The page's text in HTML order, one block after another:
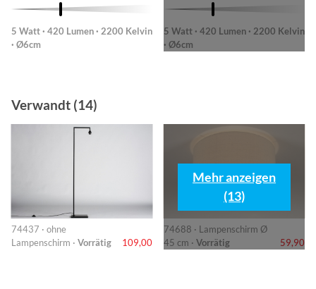
5 Watt · 420 Lumen · 2200 Kelvin
· Ø6cm
5 Watt · 420 Lumen · 2200 Kelvin
· Ø6cm
Verwandt (14)
74437 · ohne
Lampenschirm · Vorrätig 109,00
74688 · Lampenschirm Ø
45 cm · Vorrätig 59,90
Mehr anzeigen
(13)